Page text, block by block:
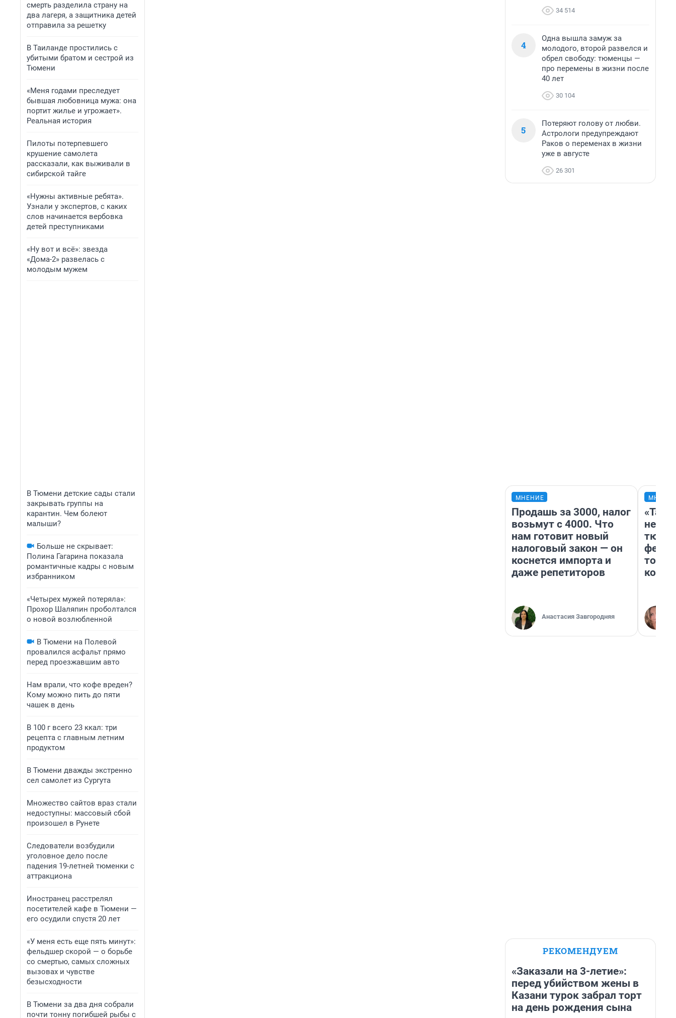
смерть разделила страну на
два лагеря, а защитника детей
отправила за решетку
В Таиланде простились с
убитыми братом и сестрой из
Тюмени
«Меня годами преследует
бывшая любовница мужа: она
портит жилье и угрожает».
Реальная история
Пилоты потерпевшего
крушение самолета
рассказали, как выживали в
сибирской тайге
«Нужны активные ребята».
Узнали у экспертов, с каких
слов начинается вербовка
детей преступниками
«Ну вот и всё»: звезда
«Дома-2» развелась с
молодым мужем
В Тюмени детские сады стали
закрывать группы на
карантин. Чем болеют
малыши?
Больше не скрывает:
Полина Гагарина показала
романтичные кадры с новым
избранником
«Четырех мужей потеряла»:
Прохор Шаляпин проболтался
о новой возлюбленной
В Тюмени на Полевой
провалился асфальт прямо
перед проезжавшим авто
Нам врали, что кофе вреден?
Кому можно пить до пяти
чашек в день
В 100 г всего 23 ккал: три
рецепта с главным летним
продуктом
В Тюмени дважды экстренно
сел самолет из Сургута
Множество сайтов враз стали
недоступны: массовый сбой
произошел в Рунете
Следователи возбудили
уголовное дело после
падения 19-летней тюменки с
аттракциона
Иностранец расстрелял
посетителей кафе в Тюмени —
его осудили спустя 20 лет
«У меня есть еще пять минут»:
фельдшер скорой — о борьбе
со смертью, самых сложных
вызовах и чувстве
безысходности
В Тюмени за два дня собрали
почти тонну погибшей рыбы с
34 514
4
Одна вышла замуж за
молодого, второй развелся и
обрел свободу: тюменцы —
про перемены в жизни после
40 лет
30 104
5
Потеряют голову от любви.
Астрологи предупреждают
Раков о переменах в жизни
уже в августе
26 301
МНЕНИЕ
Продашь за 3000, налог
возьмут с 4000. Что
нам готовит новый
налоговый закон — он
коснется импорта и
даже репетиторов
Анастасия Завгородняя
не
РЕКОМЕНДУЕМ
«Заказали на 3-летие»:
перед убийством жены в
Казани турок забрал торт
на день рождения сына